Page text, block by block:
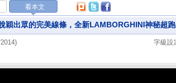
看本文
穎出眾的完美線條，全新LAMBORGHINI神秘超
字級設